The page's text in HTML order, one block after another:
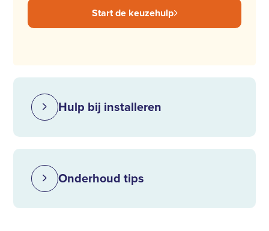
Start de keuzehulp
Hulp bij installeren
Onderhoud tips